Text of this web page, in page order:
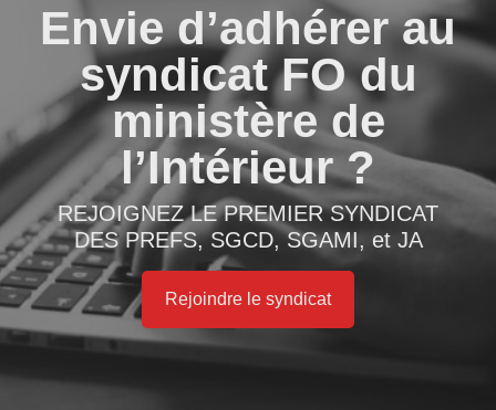
Envie d’adhérer au
syndicat FO du
ministère de
l’Intérieur ?
REJOIGNEZ LE PREMIER SYNDICAT
DES PREFS, SGCD, SGAMI, et JA
Rejoindre le syndicat